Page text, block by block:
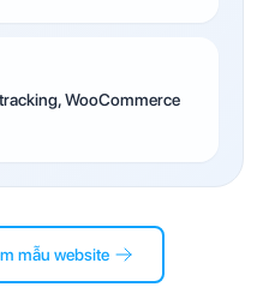
WooCommerce
mẫu website